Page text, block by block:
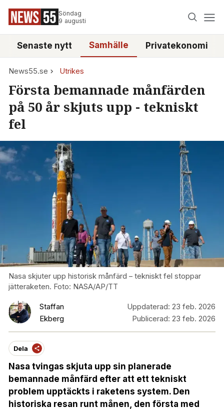
Söndag
9 augusti
Senaste nytt Samhälle Privatekonomi
News55.se Utrikes
Första bemannade månfärden
på 50 år skjuts upp - tekniskt
fel
Nasa skjuter upp historisk månfärd – tekniskt fel stoppar
jätteraketen. Foto: NASA/AP/TT
Staffan
Ekberg
Uppdaterad: 23 feb. 2026
Publicerad: 23 feb. 2026
Dela
Nasa tvingas skjuta upp sin planerade
bemannade månfärd efter att ett tekniskt
problem upptäckts i raketens system. Den
historiska resan runt månen, den första med